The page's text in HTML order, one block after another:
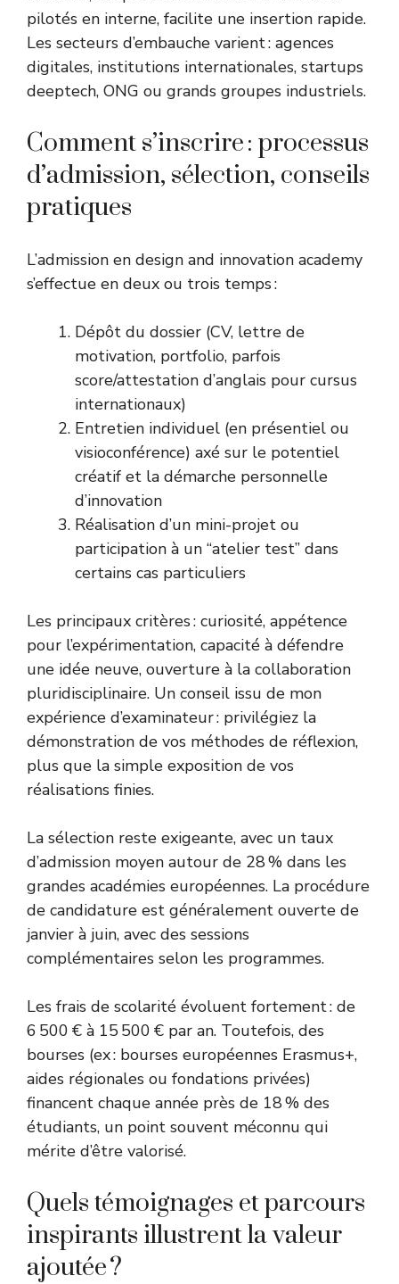
pilotés en interne, facilite une insertion rapide.
Les secteurs d’embauche varient : agences
digitales, institutions internationales, startups
deeptech, ONG ou grands groupes industriels.
Comment s’inscrire : processus
d’admission, sélection, conseils
pratiques
L’admission en design and innovation academy
s’effectue en deux ou trois temps :
Dépôt du dossier (CV, lettre de
motivation, portfolio, parfois
score/attestation d’anglais pour cursus
internationaux)
Entretien individuel (en présentiel ou
visioconférence) axé sur le potentiel
créatif et la démarche personnelle
d’innovation
Réalisation d’un mini-projet ou
participation à un “atelier test” dans
certains cas particuliers
Les principaux critères : curiosité, appétence
pour l’expérimentation, capacité à défendre
une idée neuve, ouverture à la collaboration
pluridisciplinaire. Un conseil issu de mon
expérience d’examinateur : privilégiez la
démonstration de vos méthodes de réflexion,
plus que la simple exposition de vos
réalisations finies.
La sélection reste exigeante, avec un taux
d’admission moyen autour de 28 % dans les
grandes académies européennes. La procédure
de candidature est généralement ouverte de
janvier à juin, avec des sessions
complémentaires selon les programmes.
Les frais de scolarité évoluent fortement : de
6 500 € à 15 500 € par an. Toutefois, des
bourses (ex : bourses européennes Erasmus+,
aides régionales ou fondations privées)
financent chaque année près de 18 % des
étudiants, un point souvent méconnu qui
mérite d’être valorisé.
Quels témoignages et parcours
inspirants illustrent la valeur
ajoutée ?